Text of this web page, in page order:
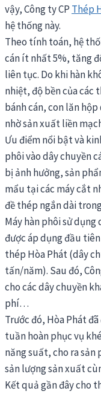
vậy, Công ty CP Thép
hệ thống này.
Theo tính toán, hệ
cán ít nhất 5%, tăng
liên tục. Do khi hàn
nhiệt, độ bền của các
bánh cán, con lăn
nhờ sản xuất liền
Ưu điểm nổi bật và
phôi vào dây chuyền
bị ảnh hưởng, sản
mẩu tại các máy cắt
đề thép ngắn dài
Máy hàn phôi sử dụng
được áp dụng đầu
thép Hòa Phát (dây
tấn/năm). Sau đó,
cho các dây chuyền
phí…
Trước đó, Hòa Phát
tuần hoàn phục vụ
năng suất, cho ra
sản lượng sản xuất
Kết quả gần đây cho